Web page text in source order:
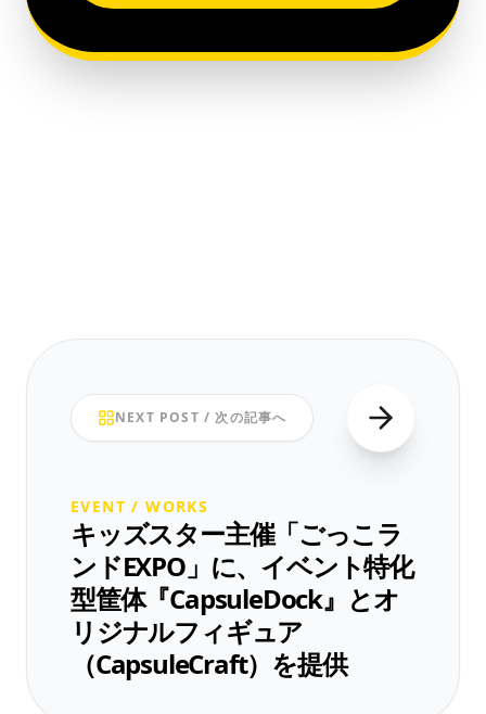
NEXT POST / 次の記事へ
EVENT / WORKS
キッズスター主催「ごっこラ
ンドEXPO」に、イベント特化
型筐体『CapsuleDock』とオ
リジナルフィギュア
（CapsuleCraft）を提供